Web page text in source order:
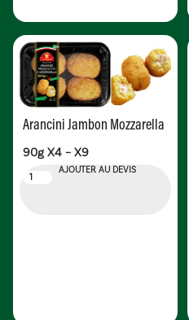
Arancini Jambon Mozzarella
90g X4 – X9
AJOUTER AU DEVIS